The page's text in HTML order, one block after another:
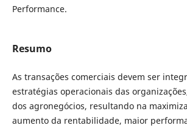
Performance.
Resumo
As transações comerciais devem ser
estratégias operacionais das
dos agronegócios, resultando na
aumento da rentabilidade, maior